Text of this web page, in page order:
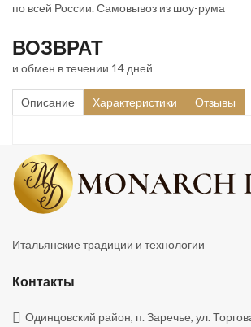
по всей России. Самовывоз из шоу-рума
ВОЗВРАТ
и обмен в течении 14 дней
Описание Характеристики Отзывы
Итальянские традиции и технологии
Контакты
Одинцовский район, п. Заречье, ул.